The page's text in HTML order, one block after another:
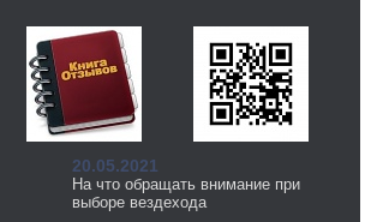
20.05.2021
На что обращать внимание при
выборе вездехода